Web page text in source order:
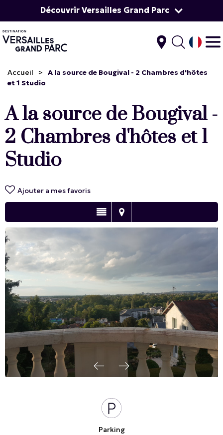
Découvrir Versailles Grand Parc
Accueil >
A la source de Bougival - 2 Chambres d'hôtes
et 1 Studio
A la source de Bougival -
2 Chambres d'hôtes et 1
Studio
Ajouter a mes favoris
Parking